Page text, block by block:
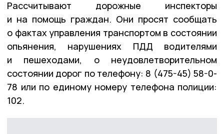
Рассчитывают дорожные инспекторы
и на помощь граждан. Они просят сообщать
о фактах управления транспортом в состоянии
опьянения, нарушениях ПДД водителями
и пешеходами, о неудовлетворительном
состоянии дорог по телефону: 8 (475-45) 58-0-
78 или по единому номеру телефона полиции:
102.